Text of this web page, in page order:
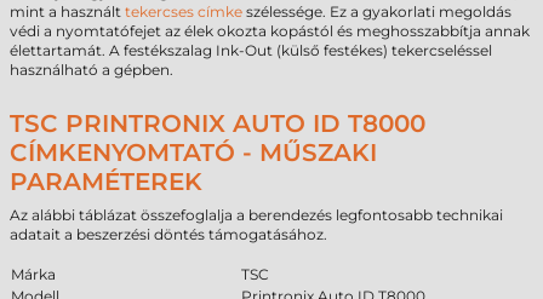
mint a használt tekercses címke szélessége. Ez a gyakorlati megoldás
védi a nyomtatófejet az élek okozta kopástól és meghosszabbítja annak
élettartamát. A festékszalag Ink-Out (külső festékes) tekercseléssel
használható a gépben.
TSC PRINTRONIX AUTO ID T8000
CÍMKENYOMTATÓ - MŰSZAKI
PARAMÉTEREK
Az alábbi táblázat összefoglalja a berendezés legfontosabb technikai
adatait a beszerzési döntés támogatásához.
Márka
TSC